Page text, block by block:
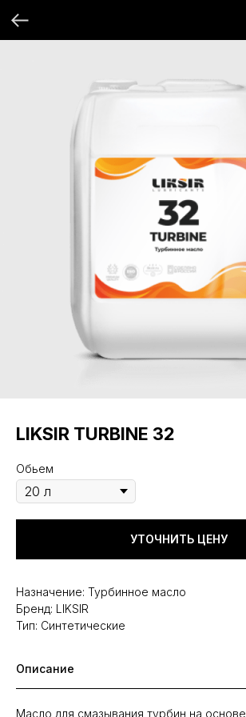
LIKSIR TURBINE 32
Обьем
УТОЧНИТЬ ЦЕНУ
Назначение: Турбинное масло
Бренд: LIKSIR
Тип: Синтетические
Описание
Масло для смазывания турбин на основе